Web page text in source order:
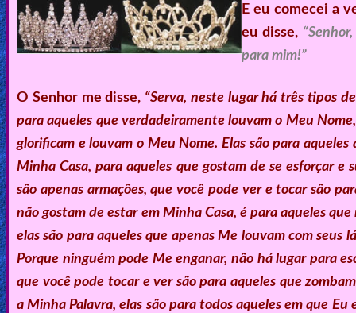
E eu comecei a
eu disse,
para mim!”
O Senhor me disse, “Serva, neste lugar há três tipos
para aqueles que verdadeiramente louvam o Meu
glorificam e louvam o Meu Nome. Elas são para
Minha Casa, para aqueles que gostam de se esforçar e
são apenas armações, que você pode ver e tocar são
não gostam de estar em Minha Casa, é para aqueles
elas são para aqueles que apenas Me louvam com seus
Porque ninguém pode Me enganar, não há lugar para
que você pode tocar e ver são para aqueles que
a Minha Palavra, elas são para todos aqueles em que